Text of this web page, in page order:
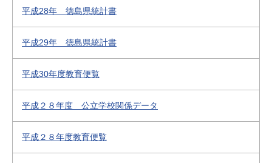
平成28年 徳島県統計書
平成29年 徳島県統計書
平成30年度教育便覧
平成２８年度 公立学校関係データ
平成２８年度教育便覧